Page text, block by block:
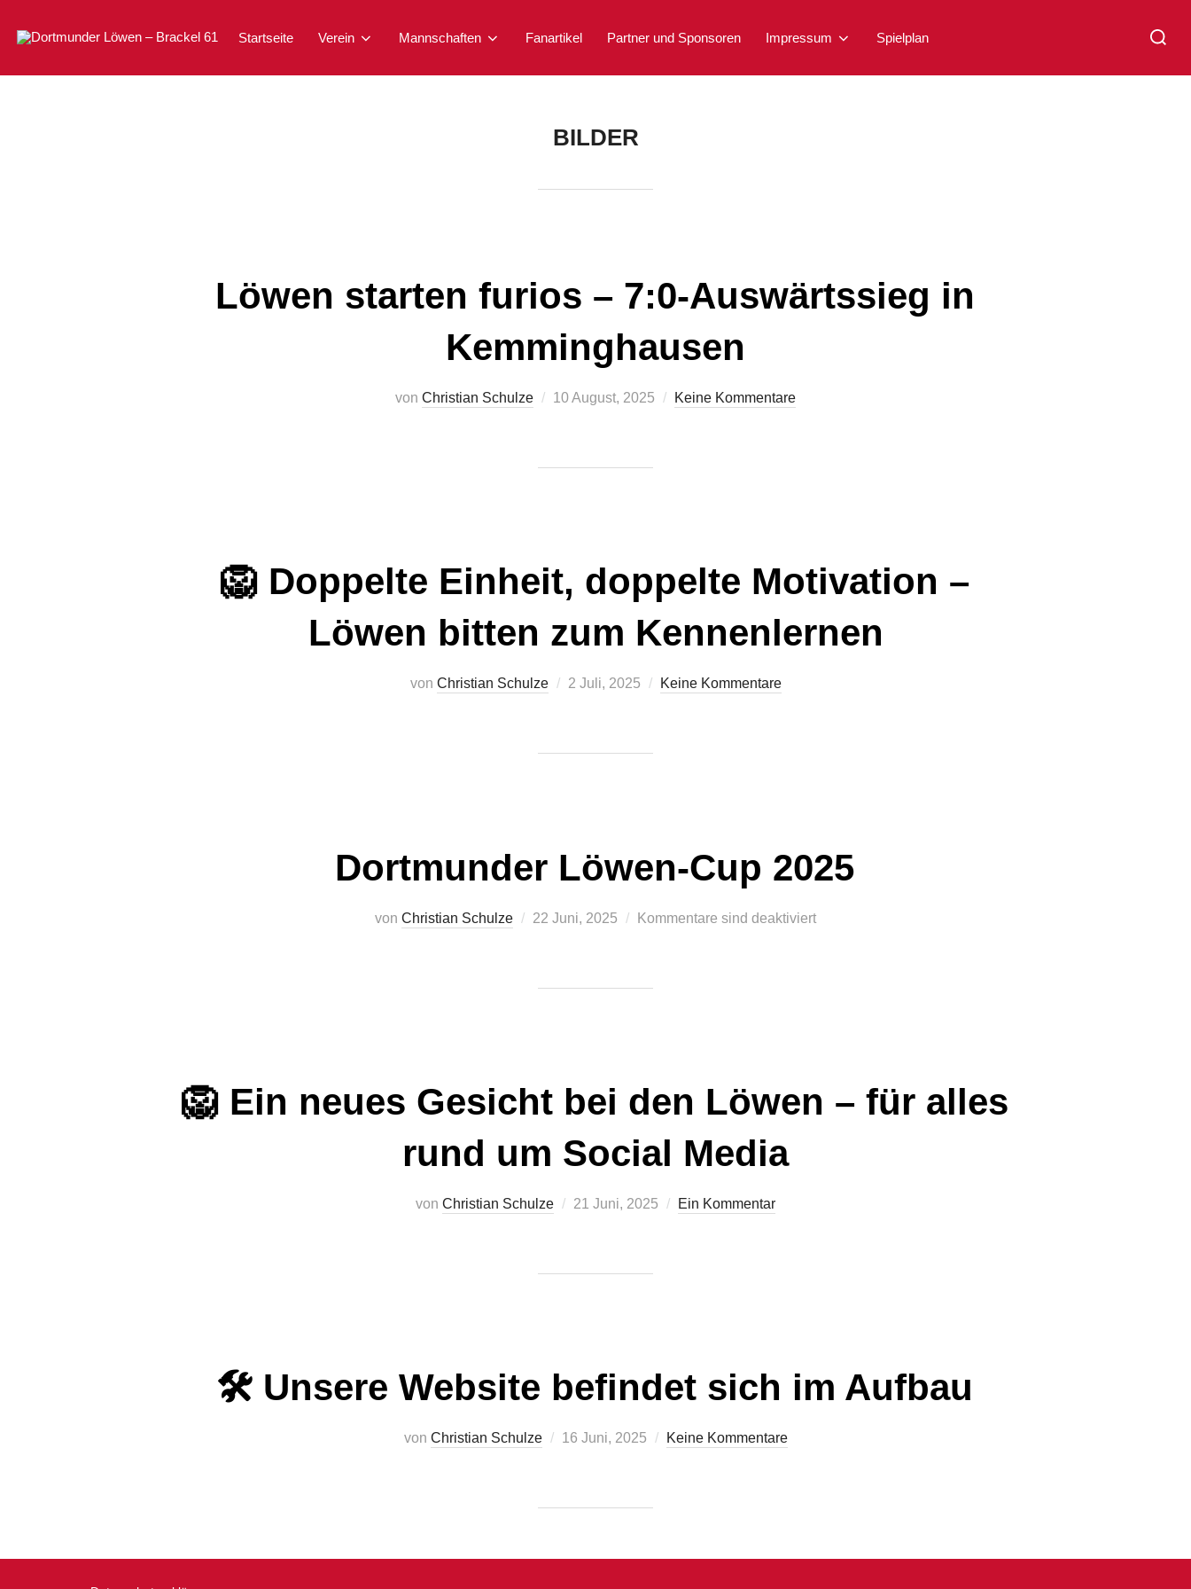
springen
Startseite Verein Mannschaften Fanartikel Partner und Sponsoren Impressum Spielplan
nach:
BILDER
Löwen starten furios – 7:0-Auswärtssieg in
Kemminghausen
von Christian Schulze
Veröffentlicht
10 August, 2025 Keine Kommentare
🦁 Doppelte Einheit, doppelte Motivation –
Löwen bitten zum Kennenlernen
von Christian Schulze
Veröffentlicht
2 Juli, 2025 Keine Kommentare
Dortmunder Löwen-Cup 2025
von Christian Schulze
Veröffentlicht
22 Juni, 2025 Kommentare sind deaktiviert
🦁 Ein neues Gesicht bei den Löwen – für alles
rund um Social Media
von Christian Schulze
Veröffentlicht
21 Juni, 2025 Ein Kommentar
🛠️ Unsere Website befindet sich im Aufbau
von Christian Schulze
Veröffentlicht
16 Juni, 2025 Keine Kommentare